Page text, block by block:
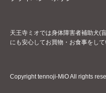
天王寺ミオでは身体障害者補助犬(
にも安心してお買物・お食事をして
Copyright tennoji-MiO All rights